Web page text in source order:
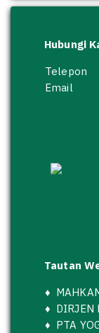
Hubungi
Telepon
Email
Tautan
♦
♦ DIRJEN
♦ PTA